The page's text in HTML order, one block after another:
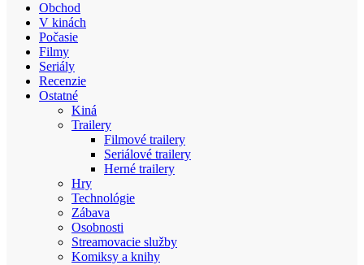
Obchod
V kinách
Počasie
Filmy
Seriály
Recenzie
Ostatné
Kiná
Trailery
Filmové trailery
Seriálové trailery
Herné trailery
Hry
Technológie
Zábava
Osobnosti
Streamovacie služby
Komiksy a knihy